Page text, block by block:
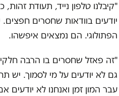
"קיבלנו טלפון נייד, תעודת
יודעים בוודאות שחסרים
הפתולוגי. הם נמצאים איפשהו.
"זה פאזל שחסרים בו הרבה
גם לא יודעים על מי לסמוך. יש
עבר המון זמן ואנחנו לא יודעים